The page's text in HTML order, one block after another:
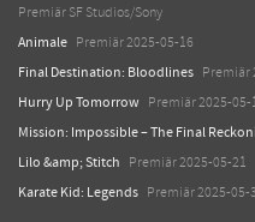
Premiär SF Studios/Sony
Animale Premiär 2025-05-16
Final Destination: Bloodlines Premiär
Hurry Up Tomorrow Premiär 2025-05-
Mission: Impossible – The Final
Lilo &amp; Stitch Premiär 2025-05-21
Karate Kid: Legends Premiär 2025-05-